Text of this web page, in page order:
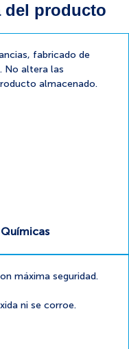
del producto
fabricado de
No altera las
almacenado.
máxima seguridad.
ni se corroe.